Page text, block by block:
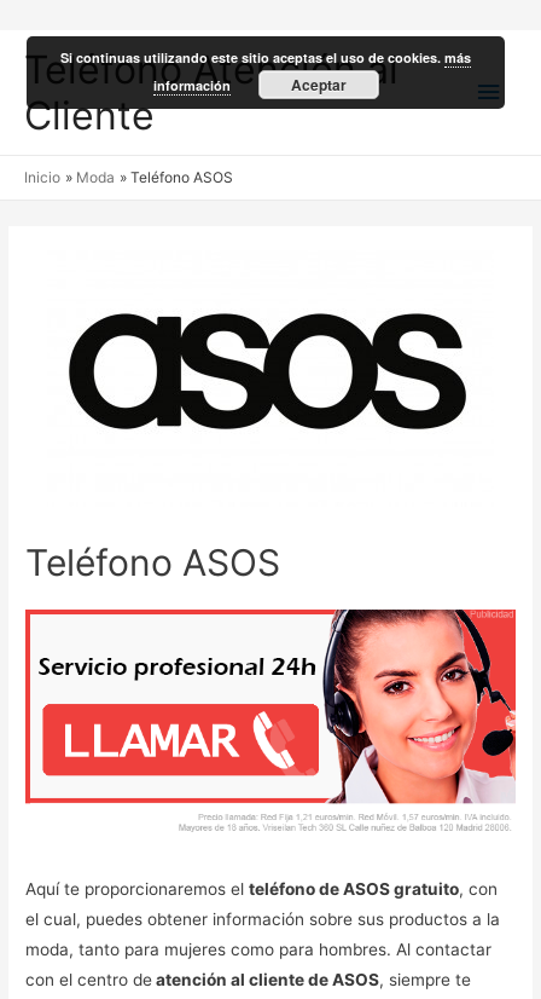
Teléfono Atención al
Cliente
Inicio Moda Teléfono ASOS
Teléfono ASOS
Aquí te proporcionaremos elteléfono de ASOS gratuito, con
el cual, puedes obtener información sobre sus productos a la
moda, tanto para mujeres como para hombres. Al contactar
con el centro deatención al cliente de ASOS, siempre te
Si continuas utilizando este sitio aceptas el uso de cookies.más
información
Aceptar